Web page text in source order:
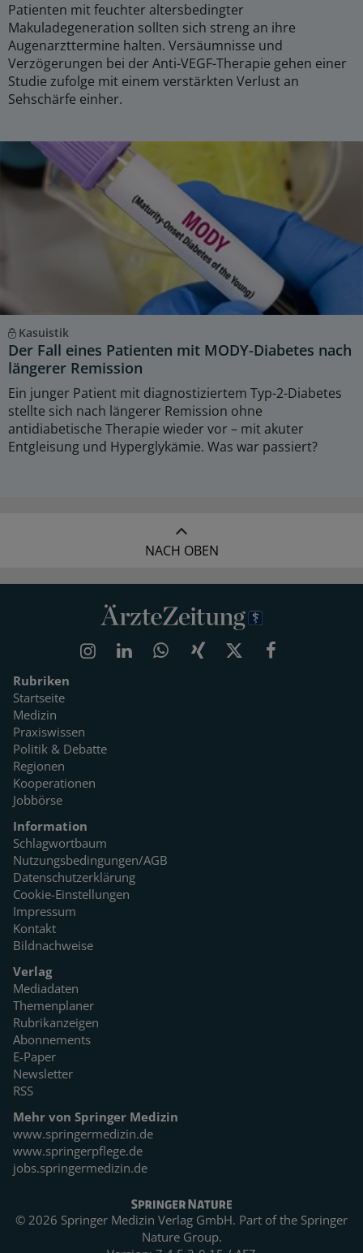
Patienten mit feuchter altersbedingter
Makuladegeneration sollten sich streng an ihre
Augenarzttermine halten. Versäumnisse und
Verzögerungen bei der Anti-VEGF-Therapie gehen einer
Studie zufolge mit einem verstärkten Verlust an
Sehschärfe einher.
Kasuistik
Der Fall eines Patienten mit MODY-Diabetes nach
längerer Remission
Ein junger Patient mit diagnostiziertem Typ-2-Diabetes
stellte sich nach längerer Remission ohne
antidiabetische Therapie wieder vor – mit akuter
Entgleisung und Hyperglykämie. Was war passiert?
NACH OBEN
Rubriken
Startseite
Medizin
Praxiswissen
Politik & Debatte
Regionen
Kooperationen
Jobbörse
Information
Schlagwortbaum
Nutzungsbedingungen/AGB
Datenschutzerklärung
Cookie-Einstellungen
Impressum
Kontakt
Bildnachweise
Verlag
Mediadaten
Themenplaner
Rubrikanzeigen
Abonnements
E-Paper
Newsletter
RSS
Mehr von Springer Medizin
www.springermedizin.de
www.springerpflege.de
jobs.springermedizin.de
© 2026 Springer Medizin Verlag GmbH. Part of the Springer
Nature Group.